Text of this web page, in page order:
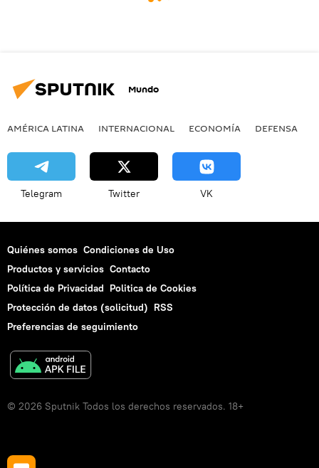
Mundo
AMÉRICA LATINA INTERNACIONAL ECONOMÍA DEFENSA
Telegram Twitter VK
Quiénes somos Condiciones de Uso
Productos y servicios Contacto
Política de Privacidad Politica de Cookies
Protección de datos (solicitud) RSS
Preferencias de seguimiento
© 2026 Sputnik Todos los derechos reservados. 18+